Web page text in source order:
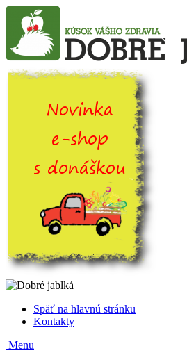
Späť na hlavnú stránku
Kontakty
Menu